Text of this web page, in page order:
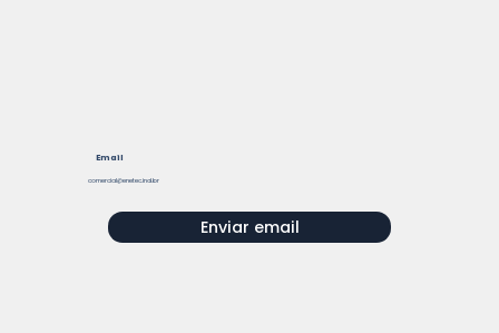
Email
comercial@enetec.ind.br
Enviar email